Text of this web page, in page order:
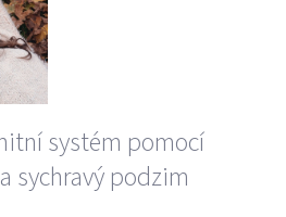
systém pomocí
sychravý podzim